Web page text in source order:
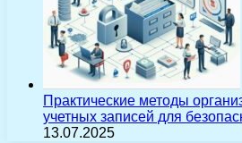
Практические методы
учетных записей для
13.07.2025